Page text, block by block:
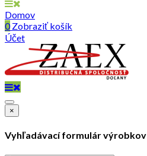
Domov
0Zobraziť košík
Účet
×
Vyhľadávací formulár výrobkov